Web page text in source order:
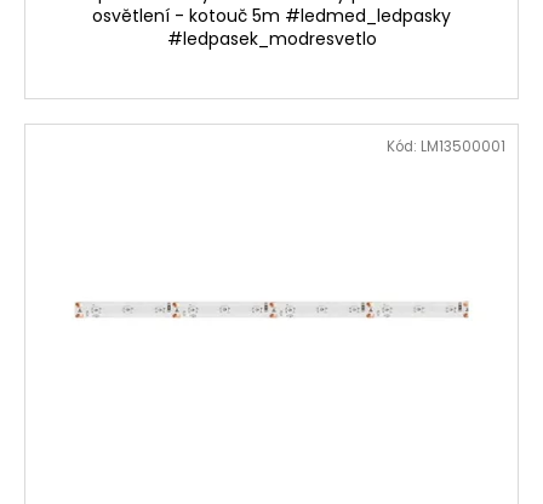
osvětlení - kotouč 5m #ledmed_ledpasky
#ledpasek_modresvetlo
Kód: LM13500001